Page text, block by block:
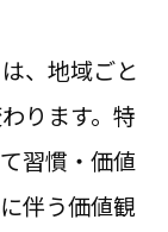
、地域ごと
ります。特
習慣・価値
伴う価値観